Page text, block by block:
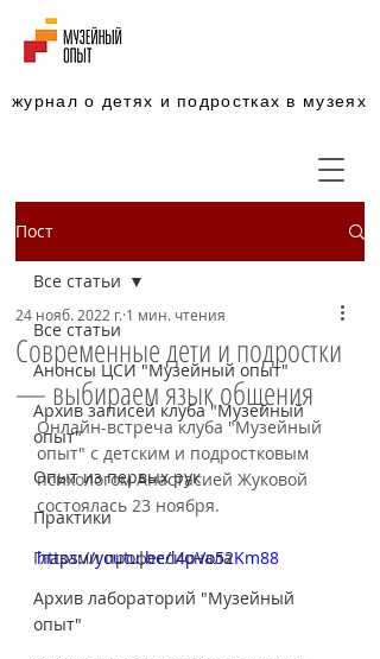
журнал о детях и подростках в музеях
Пост
Все статьи
Анонсы ЦСИ "Музейный опыт"
Архив записей клуба "Музейный
опыт"
Опыт из первых рук
Практики
Глазами профессионала
Архив лабораторий "Музейный
опыт"
Все статьи
Современные дети и подростки
— выбираем язык общения
24 нояб. 2022 г. 1 мин. чтения
Онлайн-встреча клуба "Музейный
опыт" с детским и подростковым
психологом Анастасией Жуковой
состоялась 23 ноября.
https://youtu.be/l4pVo52Km88